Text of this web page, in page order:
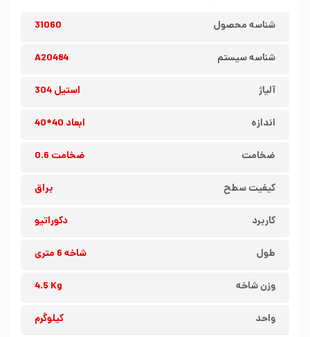
شناسه محصول 31060
شناسه سیستم A20484
آلیاژ استیل 304
اندازه ابعاد 40*40
ضخامت ضخامت 0.6
کیفیت سطح براق
کاربرد دکوراتیو
طول شاخه 6 متری
وزن شاخه 4.5 Kg
واحد کیلوگرم